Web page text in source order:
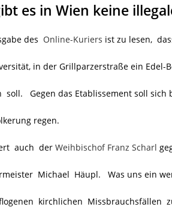
es in Wien keine
des Online-Kuriers ist zu lesen,
in der Grillparzerstraße ein Edel-
Gegen das Etablissement soll sich
regen.
auch der Weihbischof Franz Scharl
Michael Häupl. Was uns ein
kirchlichen Missbrauchsfällen